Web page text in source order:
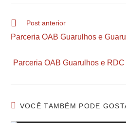
Post anterior
Parceria OAB Guarulhos e
Parceria OAB Guarulhos e
VOCÊ TAMBÉM PODE